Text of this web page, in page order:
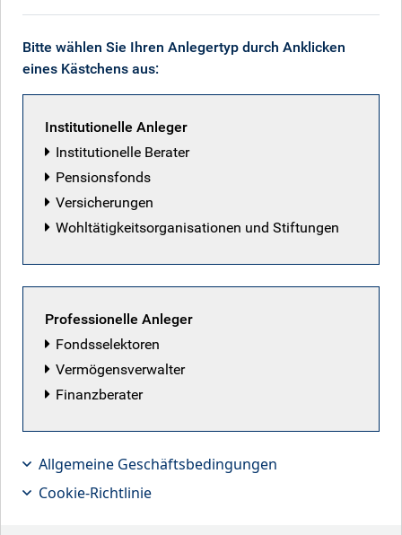
Zurück zu allen Fonds
Anteilsklasse
Erzielung eines langfristigen Kapitalzuwachses
vornehmlich durch die Anlage in Aktienwerte einer
diversifizierten Mischung von Unternehmen, die in
verschiedenen Ländern der Welt und in einer Reihe von
Sektoren tätig sind.
Bitte wählen Sie Ihren Anlegertyp durch Anklicken
eines Kästchens aus:
Institutionelle Anleger
Institutionelle Berater
Pensionsfonds
Versicherungen
Wohltätigkeitsorganisationen und Stiftungen
Professionelle Anleger
Fondsselektoren
Vermögensverwalter
Finanzberater
Allgemeine Geschäftsbedingungen
Cookie-Richtlinie